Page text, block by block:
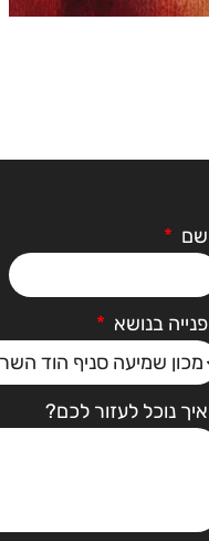
שם
פנייה בנושא
איך נוכל לעזור לכם?